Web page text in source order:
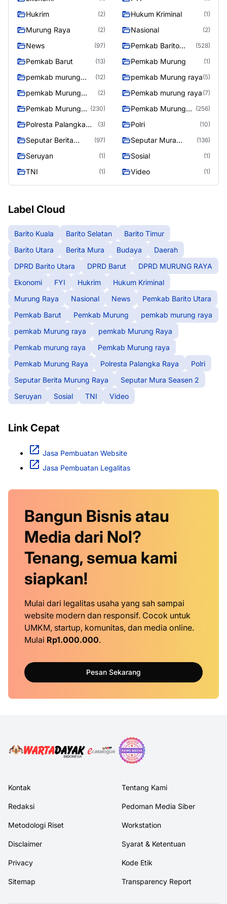
Hukrim (2) Hukum Kriminal (1)
Murung Raya (2) Nasional (2)
News (97)
Pemkab Barito
(528)
Pemkab Barut (13) Pemkab Murung (1)
pemkab murung
(12) pemkab Murung raya(5)
pemkab Murung
(2) Pemkab murung raya (7)
Pemkab Murung
(230)
Pemkab Murung
(256)
Polresta Palangka
(3) Polri (10)
Seputar Berita
(97)
Seputar Mura
(136)
Seruyan (1) Sosial (1)
TNI (1) Video (1)
Label Cloud
Barito Kuala Barito Selatan
Barito Timur
Barito Utara
Berita Mura Budaya
Daerah
DPRD Barito Utara
DPRD Barut
DPRD MURUNG RAYA
Ekonomi
FYI Hukrim
Hukum Kriminal
Murung Raya
Nasional News
Pemkab Barito Utara
Pemkab Barut
Pemkab Murung
pemkab murung raya
pemkab Murung raya
pemkab Murung Raya
Pemkab murung raya
Pemkab Murung raya
Pemkab Murung Raya
Polresta Palangka Raya
Polri
Seputar Berita Murung Raya
Seputar Mura Seasen 2
Seruyan
Sosial TNI Video
Link Cepat
Jasa Pembuatan Website
Jasa Pembuatan Legalitas
Bangun Bisnis atau
Media dari Nol?
Tenang, semua kami
siapkan!
Mulai dari legalitas usaha yang sah sampai
website modern dan responsif. Cocok untuk
UMKM, startup, komunitas, dan media online.
Mulai Rp1.000.000.
Pesan Sekarang
Kontak Tentang Kami
Redaksi Pedoman Media Siber
Metodologi Riset Workstation
Disclaimer Syarat & Ketentuan
Privacy Kode Etik
Sitemap Transparency Report